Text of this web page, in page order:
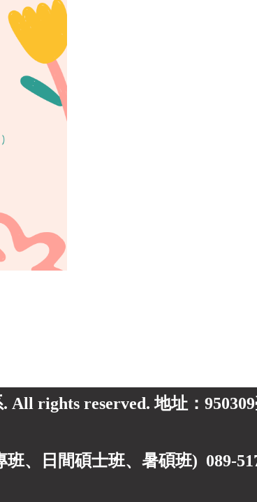
All rights reserved. 地址：
班、日間碩士班、暑碩班) 089-